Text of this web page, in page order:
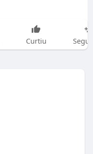
Curtiu